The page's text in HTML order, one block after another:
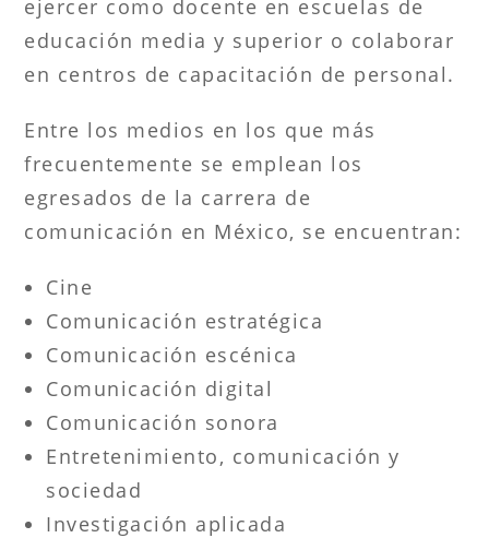
ejercer como docente en escuelas de
educación media y superior o colaborar
en centros de capacitación de personal.
Entre los medios en los que más
frecuentemente se emplean los
egresados de la carrera de
comunicación en México, se encuentran:
Cine
Comunicación estratégica
Comunicación escénica
Comunicación digital
Comunicación sonora
Entretenimiento, comunicación y
sociedad
Investigación aplicada